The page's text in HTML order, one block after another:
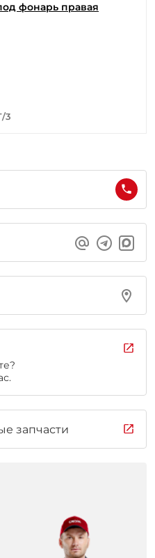
фонарь правая
3
запчасти